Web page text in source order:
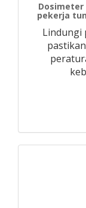
pekerja
Lindungi